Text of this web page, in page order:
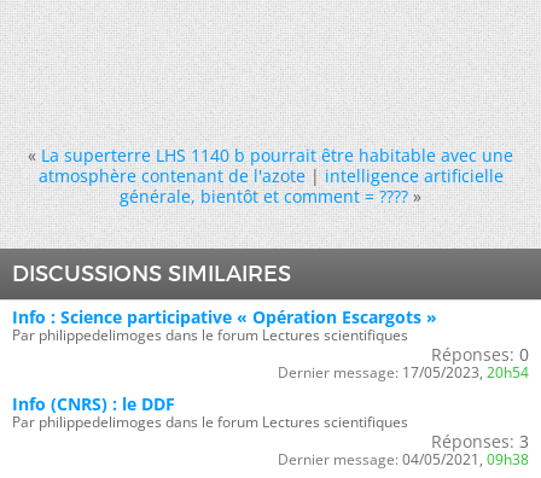
« La superterre LHS 1140 b pourrait être habitable avec une
atmosphère contenant de l'azote|intelligence artificielle
générale, bientôt et comment = ???? »
DISCUSSIONS SIMILAIRES
Info : Science participative « Opération Escargots »
Par philippedelimoges dans le forum Lectures scientifiques
Réponses: 0
Dernier message: 17/05/2023, 20h54
Info (CNRS) : le DDF
Par philippedelimoges dans le forum Lectures scientifiques
Réponses: 3
Dernier message: 04/05/2021, 09h38